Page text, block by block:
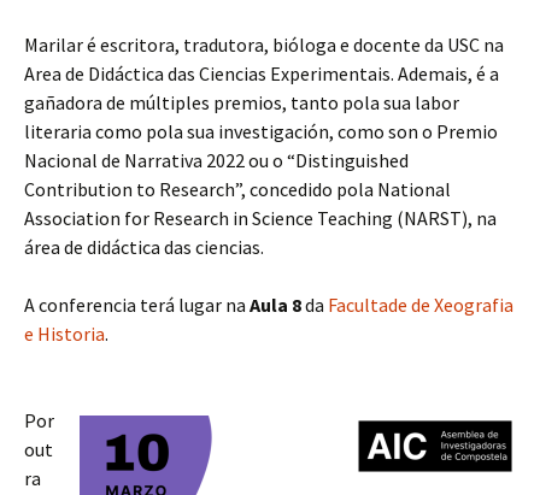
Marilar é escritora, tradutora, bióloga e docente da USC na
Area de Didáctica das Ciencias Experimentais. Ademais, é a
gañadora de múltiples premios, tanto pola sua labor
literaria como pola sua investigación, como son o Premio
Nacional de Narrativa 2022 ou o “Distinguished
Contribution to Research”, concedido pola National
Association for Research in Science Teaching (NARST), na
área de didáctica das ciencias.
A conferencia terá lugar na Aula 8da Facultade de Xeografia
e Historia.
Por
out
ra